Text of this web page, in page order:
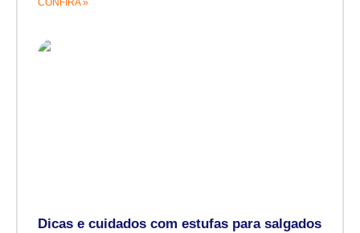
CONFIRA »
Dicas e cuidados com estufas para salgados